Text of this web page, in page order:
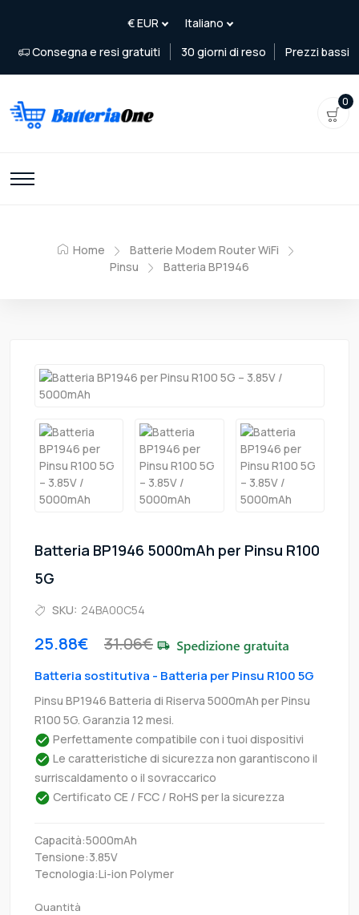
Consegna e resi gratuiti 30 giorni di reso Prezzi bassi
0
Home
Batterie Modem Router WiFi
Pinsu
Batteria BP1946
Batteria BP1946 5000mAh per Pinsu R100
5G
SKU: 24BA00C54
25.88€ 31.06€
Batteria sostitutiva - Batteria per Pinsu R100 5G
Pinsu BP1946 Batteria di Riserva 5000mAh per Pinsu
R100 5G. Garanzia 12 mesi.
Perfettamente compatibile con i tuoi dispositivi
Le caratteristiche di sicurezza non garantiscono il
surriscaldamento o il sovraccarico
Certificato CE / FCC / RoHS per la sicurezza
Capacità:5000mAh
Tensione:3.85V
Tecnologia:Li-ion Polymer
Quantità